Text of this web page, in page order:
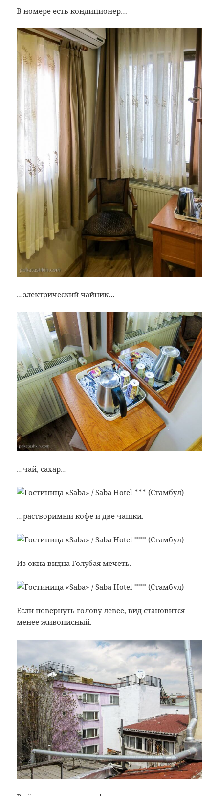
В номере есть кондиционер…
…электрический чайник…
…чай, сахар…
…растворимый кофе и две чашки.
Из окна видна Голубая мечеть.
Если повернуть голову левее, вид становится
менее живописный.